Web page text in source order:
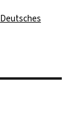
Schlagwörter
Deutsches